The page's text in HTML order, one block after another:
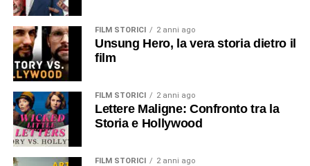
FILM STORICI 2 anni ago
Unsung Hero, la vera storia dietro il
film
FILM STORICI 2 anni ago
Lettere Maligne: Confronto tra la
Storia e Hollywood
FILM STORICI 2 anni ago